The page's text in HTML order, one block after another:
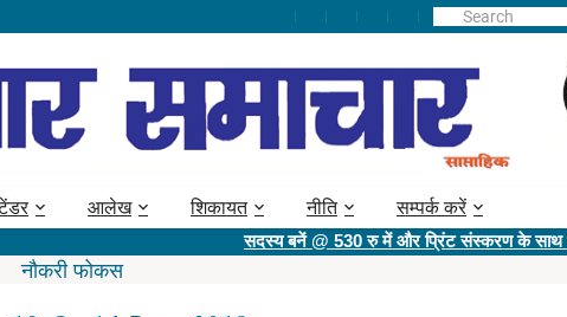
आलेख शिकायत नीति सम्पर्क करें
सदस्य बनें @ 530 रु में और प्रिंट संस्करण के साथ पाएं ई-
नौकरी फोकस